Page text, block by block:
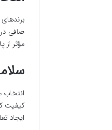
صافی
مؤثر از
انتخاب
کیفیت
ایجاد